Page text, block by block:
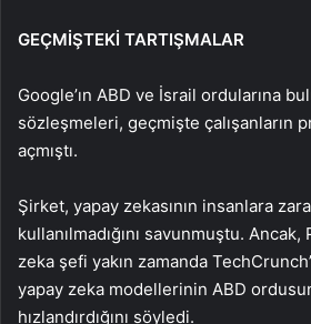
GEÇMİŞTEKİ TARTIŞMALAR
Google’ın ABD ve İsrail ordularına
sözleşmeleri, geçmişte çalışanların
açmıştı.
Şirket, yapay zekasının insanlara
kullanılmadığını savunmuştu. Ancak,
zeka şefi yakın zamanda
yapay zeka modellerinin ABD
hızlandırdığını söyledi.